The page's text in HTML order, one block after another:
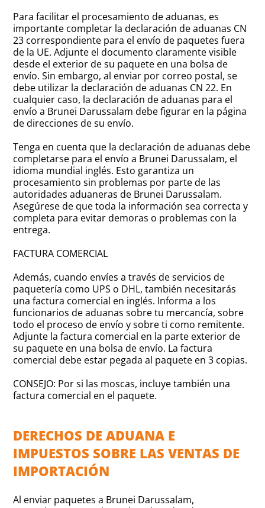
Para facilitar el procesamiento de aduanas, es
importante completar la declaración de aduanas CN
23 correspondiente para el envío de paquetes fuera
de la UE. Adjunte el documento claramente visible
desde el exterior de su paquete en una bolsa de
envío. Sin embargo, al enviar por correo postal, se
debe utilizar la declaración de aduanas CN 22. En
cualquier caso, la declaración de aduanas para el
envío a Brunei Darussalam debe figurar en la página
de direcciones de su envío.
Tenga en cuenta que la declaración de aduanas debe
completarse para el envío a Brunei Darussalam, el
idioma mundial inglés. Esto garantiza un
procesamiento sin problemas por parte de las
autoridades aduaneras de Brunei Darussalam.
Asegúrese de que toda la información sea correcta y
completa para evitar demoras o problemas con la
entrega.
FACTURA COMERCIAL
Además, cuando envíes a través de servicios de
paquetería como UPS o DHL, también necesitarás
una factura comercial en inglés. Informa a los
funcionarios de aduanas sobre tu mercancía, sobre
todo el proceso de envío y sobre ti como remitente.
Adjunte la factura comercial en la parte exterior de
su paquete en una bolsa de envío. La factura
comercial debe estar pegada al paquete en 3 copias.
CONSEJO: Por si las moscas, incluye también una
factura comercial en el paquete.
DERECHOS DE ADUANA E
IMPUESTOS SOBRE LAS VENTAS DE
IMPORTACIÓN
Al enviar paquetes a Brunei Darussalam,